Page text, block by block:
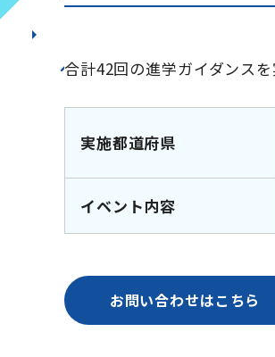
合計42回の進学ガイダンスを
実施都道府県
イベント内容
お問い合わせはこちら